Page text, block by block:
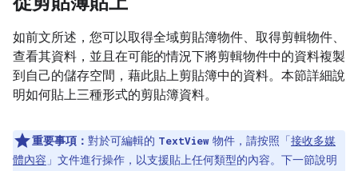
如前文所述，您可以取得全域剪貼簿物件、取得剪輯物件、
查看其資料，並且在可能的情況下將剪輯物件中的資料複製
到自己的儲存空間，藉此貼上剪貼簿中的資料。本節詳細說
明如何貼上三種形式的剪貼簿資料。
重要事項： 對於可編輯的 TextView 物件，請按照「接收多媒
體內容 」文件進行操作，以支援貼上任何類型的內容。下一節說明